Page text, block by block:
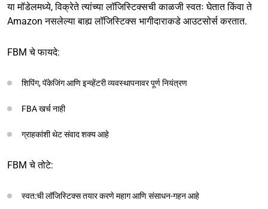
या मॉडेलमध्ये, विक्रेते त्यांच्या लॉजिस्टिक्सची काळजी स्वतः घेतात किंवा ते
Amazon नसलेल्या बाह्य लॉजिस्टिक्स भागीदाराकडे आउटसोर्स करतात.
FBM चे फायदे:
शिपिंग, पॅकेजिंग आणि इन्व्हेंटरी व्यवस्थापनावर पूर्ण नियंत्रण
FBA खर्च नाही
ग्राहकांशी थेट संवाद शक्य आहे
FBM चे तोटे:
स्वत:ची लॉजिस्टिक्स तयार करणे महाग आणि संसाधन-गहन आहे